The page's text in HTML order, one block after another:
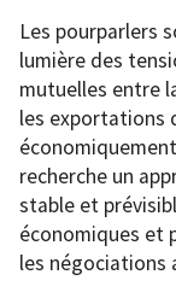
Les pourparlers
lumière des
mutuelles entre
les exportations
recherche un
stable et
économiques et
les négociations